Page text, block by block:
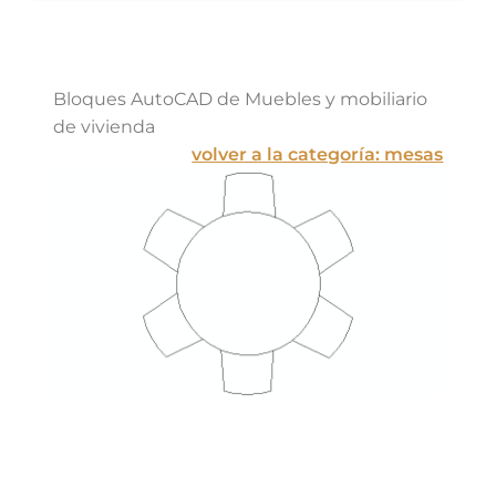
Bloques AutoCAD de Muebles y mobiliario
de vivienda
volver a la categoría: mesas